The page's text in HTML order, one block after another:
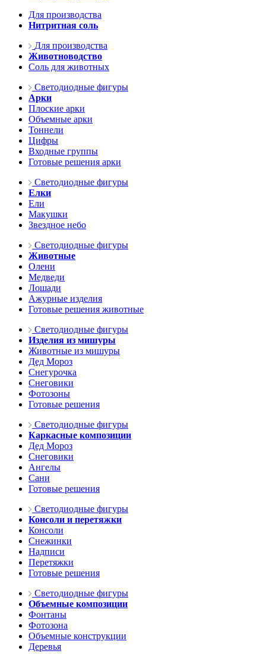
Для производства
Нитритная соль
Для производства
Животноводство
Соль для животных
Светодиодные фигуры
Арки
Плоские арки
Объемные арки
Тоннели
Цифры
Входные группы
Готовые решения арки
Светодиодные фигуры
Елки
Ели
Макушки
Звездное небо
Светодиодные фигуры
Животные
Олени
Медведи
Лошади
Ажурные изделия
Готовые решения животные
Светодиодные фигуры
Изделия из мишуры
Животные из мишуры
Дед Мороз
Снегурочка
Снеговики
Фотозоны
Готовые решения
Светодиодные фигуры
Каркасные композиции
Дед Мороз
Снеговики
Ангелы
Сани
Готовые решения
Светодиодные фигуры
Консоли и перетяжки
Консоли
Снежинки
Надписи
Перетяжки
Готовые решения
Светодиодные фигуры
Объемные композиции
Фонтаны
Фотозона
Объемные конструкции
Деревья